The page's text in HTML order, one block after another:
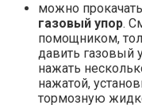
можно
газовый упор.
помощником,
давить газовый
нажать
нажатой,
тормозную